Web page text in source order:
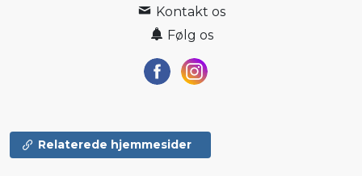
Kontakt os
Følg os
Relaterede hjemmesider